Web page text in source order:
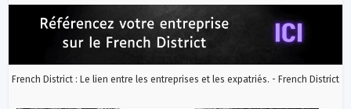
French District : Le lien entre les entreprises et les expatriés. - French District